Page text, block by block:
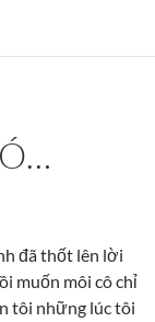
đã thốt lên lời
muốn môi cô chỉ
tôi những lúc tôi